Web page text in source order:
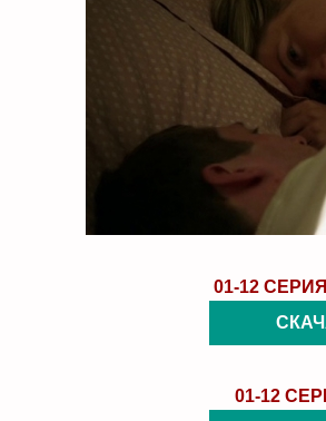
01-12 СЕРИЯ
01-12